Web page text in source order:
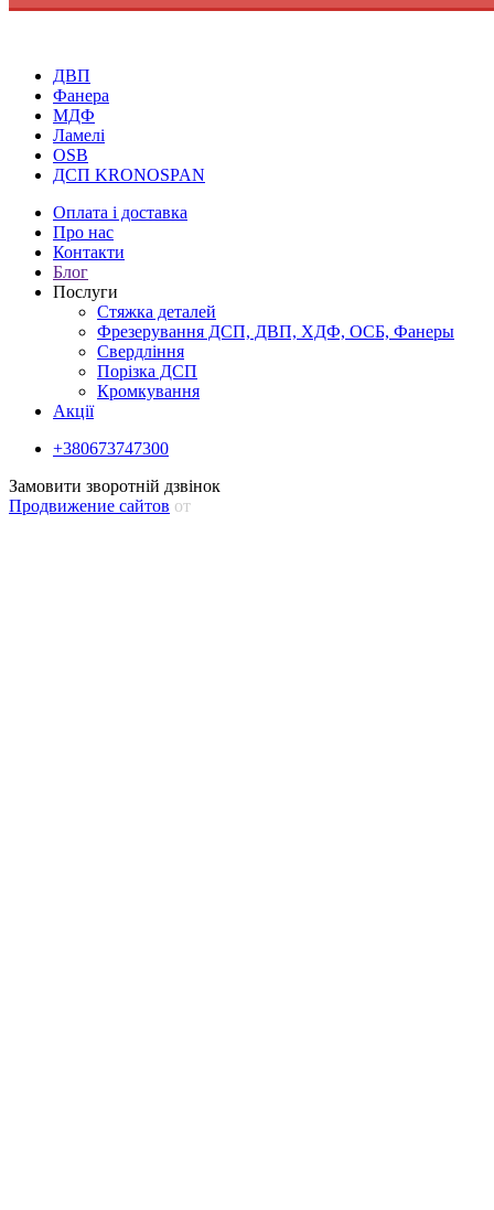
ДВП
Фанера
МДФ
Ламелі
OSB
ДСП KRONOSPAN
Оплата і доставка
Про нас
Контакти
Блог
Послуги
Cтяжка деталей
Фрезерування ДСП, ДВП, ХДФ, ОСБ, Фанеры
Свердління
Порізка ДСП
Кромкування
Акції
+380673747300
Замовити зворотній дзвінок
Продвижение сайтов от